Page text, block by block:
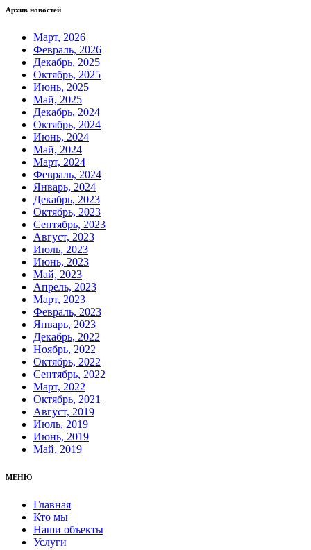
Архив новостей
Март, 2026
Февраль, 2026
Декабрь, 2025
Октябрь, 2025
Июнь, 2025
Май, 2025
Декабрь, 2024
Октябрь, 2024
Июнь, 2024
Май, 2024
Март, 2024
Февраль, 2024
Январь, 2024
Декабрь, 2023
Октябрь, 2023
Сентябрь, 2023
Август, 2023
Июль, 2023
Июнь, 2023
Май, 2023
Апрель, 2023
Март, 2023
Февраль, 2023
Январь, 2023
Декабрь, 2022
Ноябрь, 2022
Октябрь, 2022
Сентябрь, 2022
Март, 2022
Октябрь, 2021
Август, 2019
Июль, 2019
Июнь, 2019
Май, 2019
МЕНЮ
Главная
Кто мы
Наши объекты
Услуги